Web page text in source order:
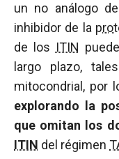
un no análogo
inhibidor de la
de los ITIN
largo plazo,
mitocondrial, por
explorando la
que omitan los
ITIN del régimen